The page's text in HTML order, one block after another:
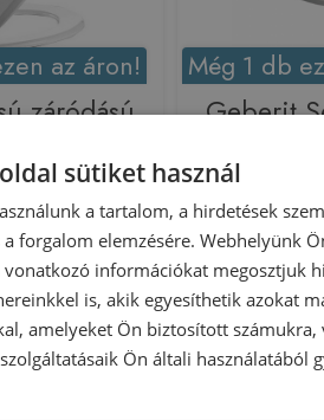
az áron!
záródású
167744
S5 01
Még 1 db
Geberit
sütiket használ
a tartalom, a hirdetések
a forgalom elemzésére. Webhelyünk
vonatkozó információkat megosztjuk
is, akik egyesíthetik azokat
amelyeket Ön biztosított számukra,
Ön általi használatából